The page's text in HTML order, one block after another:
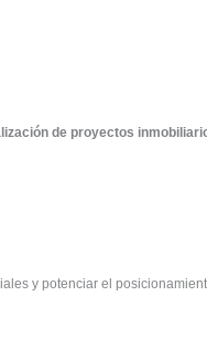
de proyectos
y potenciar el